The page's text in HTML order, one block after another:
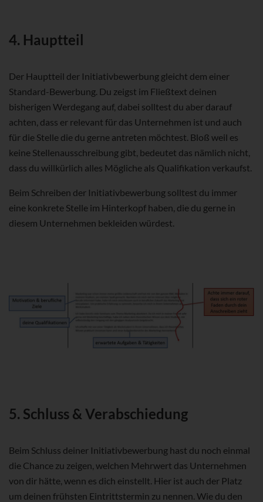
4. Hauptteil
Der Hauptteil der Initiativbewerbung gleicht dem einer
Standard-Bewerbung. Du zeigst im Fließtext deinen
bisherigen Werdegang auf, dabei solltest du aber darauf
achten, dass er relevant für das Unternehmen ist und auch
für die Stelle die du gerne antreten möchtest. Bloß weil es
keine Stellenausschreibung gibt, bedeutet das nämlich nicht,
dass du willkürlich alles Mögliche als Qualifikation verkaufst.
Beim Schreiben der Initiativbewerbung solltest du immer
eine konkrete Stelle im Hinterkopf haben, die du gerne in
diesem Unternehmen bekleiden würdest.
5. Schluss & Verabschiedung
Beim Schluss deiner Initiativbewerbung hast du noch einmal
die Chance zu zeigen, welchen Mehrwert das Unternehmen
von dir hätte, wenn es dich einstellt. Hier ist auch der Platz
um deinen frühsten Eintrittstermin zu nennen. Wie du den